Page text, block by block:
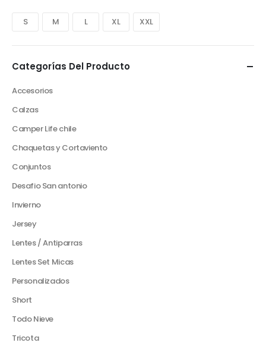
S M L XL XXL
Categorías Del Producto
Accesorios
Calzas
Camper Life chile
Chaquetas y Cortaviento
Conjuntos
Desafio San antonio
Invierno
Jersey
Lentes / Antiparras
Lentes Set Micas
Personalizados
Short
Todo Nieve
Tricota